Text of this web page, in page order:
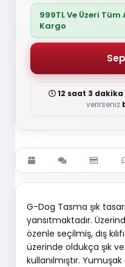
999TL Ve Üzeri
Kargo
12 saat 3
verirseniz
G-Dog Tasma şık
yansıtmaktadır.
özenle seçilmiş, dış
üzerinde oldukça şık
kullanılmıştır.